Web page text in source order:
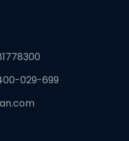
029-699